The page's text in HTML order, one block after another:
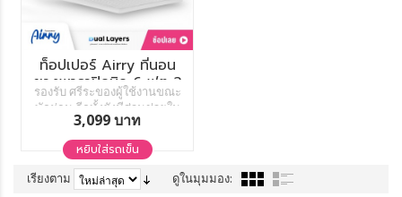
ท็อปเปอร์ Airry ที่นอน
ยางพาราปิคนิค 6 ฟุต 2
นิ้ว
รองรับ ศรีระของผู้ใช้งานขณะ
พักผ่อน อีกทั้งยังมีส่วนช่วยใน
การจัดเรียงของกระดูกสันหลัง
เมื่อใช้งานร่วมกันกับ หมอน
ยางพารา Double Slopes ช่วย
ลดภาระการเกร็งของกล้ามเนื้อ
ขณะพักผ่อน อันเป็นสาเหตุ
3,099 บาท
หยิบใส่รถเข็น
เรียงตาม
ดูในมุมมอง: